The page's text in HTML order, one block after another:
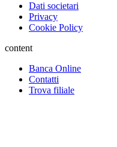
Dati societari
Privacy
Cookie Policy
content
Banca Online
Contatti
Trova filiale